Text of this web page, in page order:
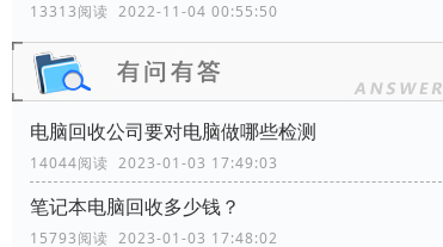
13313阅读 2022-11-04 00:55:50
电脑回收公司要对电脑做哪些检测
14044阅读 2023-01-03 17:49:03
笔记本电脑回收多少钱？
15793阅读 2023-01-03 17:48:02